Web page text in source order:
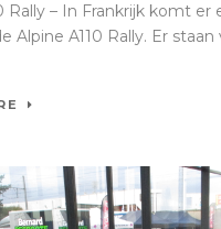
Rally – In Frankrijk komt er
Alpine A110 Rally. Er